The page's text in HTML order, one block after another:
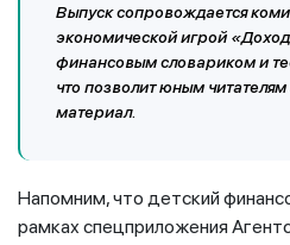
Выпуск сопровождается
экономической игрой
финансовым словариком и
что позволит юным
материал.
Напомним, что детский
рамках спецприложения